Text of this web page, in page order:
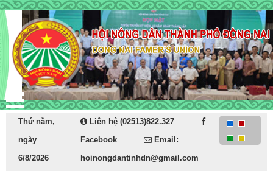
Thứ năm,
ngày
6/8/2026
Liên hệ (02513)822.327
Facebook
Email:
hoinongdantinhdn@gmail.com